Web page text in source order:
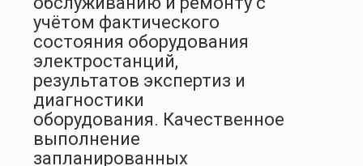
учётом фактического
состояния оборудования
электростанций,
результатов экспертиз и
диагностики
оборудования. Качественное
выполнение
запланированных